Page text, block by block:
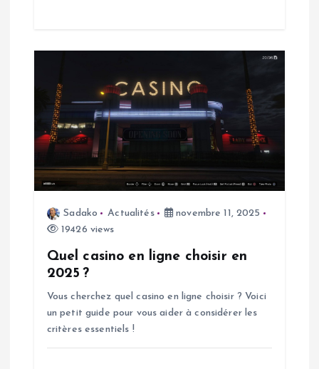
Sadako Actualités
novembre 11, 2025
19426 views
Quel casino en ligne choisir en
2025 ?
Vous cherchez quel casino en ligne choisir ? Voici
un petit guide pour vous aider à considérer les
critères essentiels !